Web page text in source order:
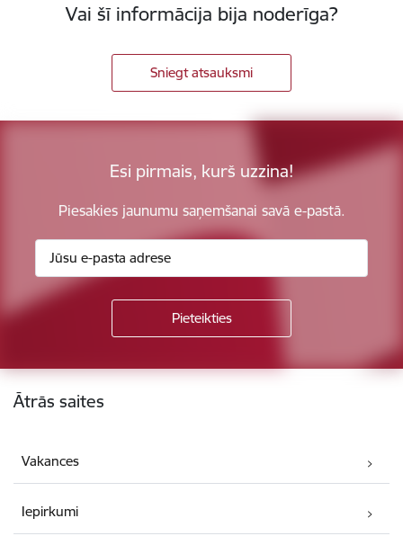
Vai šī informācija bija noderīga?
Sniegt atsauksmi
Esi pirmais, kurš uzzina!
Piesakies jaunumu saņemšanai savā e-pastā.
Kājene
Ātrās saites
Vakances
Iepirkumi